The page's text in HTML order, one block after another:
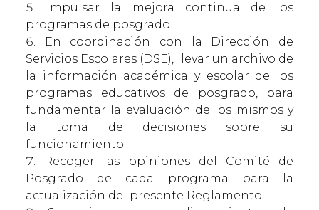
Impulsar la mejora continua de los
programas de posgrado.
En coordinación con la Dirección de
Servicios Escolares (DSE), llevar un archivo de
la información académica y escolar de los
programas educativos de posgrado, para
fundamentar la evaluación de los mismos y
la toma de decisiones sobre su
funcionamiento.
Recoger las opiniones del Comité de
Posgrado de cada programa para la
actualización del presente Reglamento.